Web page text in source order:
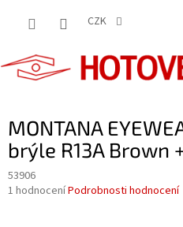
CZK
MONTANA
brýle R13A Brown
53906
Průměrné
1 hodnoceníPodrobnosti hodnocení